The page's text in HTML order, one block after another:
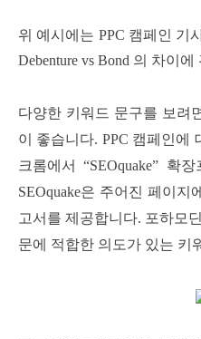
위 예시에는 PPC 캠페인 기
Debenture vs Bond 의 차이
다양한 키워드 문구를 보려
이 좋습니다. PPC 캠페인에
크롬에서 “SEOquake” 확
SEOquake은 주어진 페이
고서를 제공합니다. 포하모
문에 적합한 의도가 있는 키